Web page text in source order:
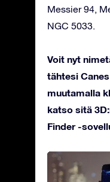
Messier 94,
NGC 5033.
Voit nyt
tähtesi
muutamalla
katso sitä
Finder -